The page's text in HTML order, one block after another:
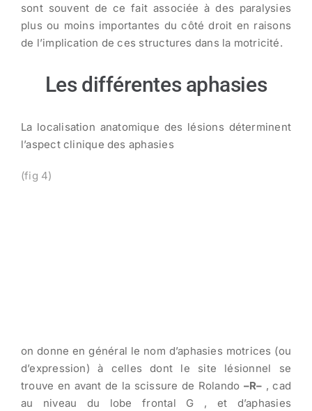
sont souvent de ce fait associée à des paralysies
plus ou moins importantes du côté droit en raisons
de l’implication de ces structures dans la motricité.
Les différentes aphasies
La localisation anatomique des lésions déterminent
l’aspect clinique des aphasies
(fig 4)
on donne en général le nom d’aphasies motrices (ou
d’expression) à celles dont le site lésionnel se
trouve en avant de la scissure de Rolando –R– , cad
au niveau du lobe frontal G , et d’aphasies